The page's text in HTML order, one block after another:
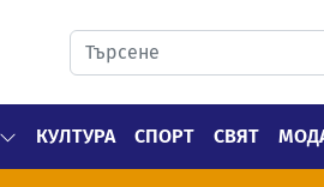
КУЛТУРА СПОРТ СВЯТ